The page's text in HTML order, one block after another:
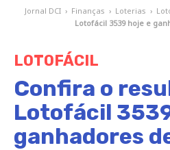
Jornal DCI › Finanças › Loterias ›
Lotofácil 3539 hoje e
LOTOFÁCIL
Confira o
Lotofácil
ganhadores